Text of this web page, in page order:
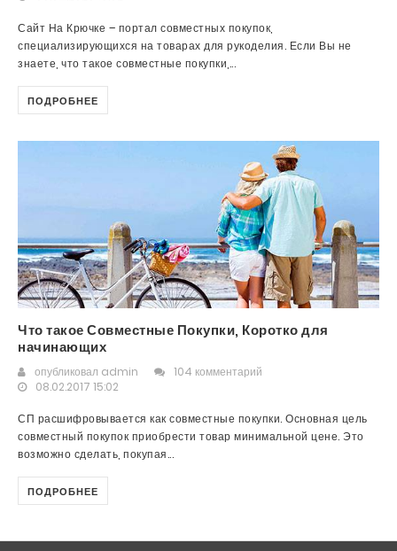
Сайт На Крючке – портал совместных покупок,
специализирующихся на товарах для рукоделия. Если Вы не
знаете, что такое совместные покупки,...
ПОДРОБНЕЕ
Что такое Совместные Покупки, Коротко для
начинающих
опубликовал admin
104 комментарий
08.02.2017 15:02
СП расшифровывается как совместные покупки. Основная цель
совместный покупок приобрести товар минимальной цене. Это
возможно сделать, покупая...
ПОДРОБНЕЕ